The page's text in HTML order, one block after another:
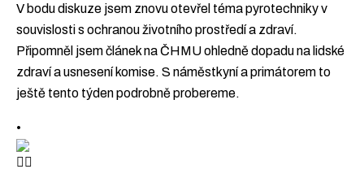
V bodu diskuze jsem znovu otevřel téma pyrotechniky v
souvislosti s ochranou životního prostředí a zdraví.
Připomněl jsem článek na ČHMU ohledně dopadu na lidské
zdraví a usnesení komise. S náměstkyní a primátorem to
ještě tento týden podrobně probereme.
•